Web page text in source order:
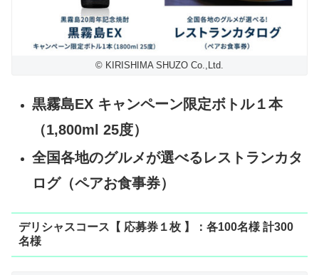
© KIRISHIMA SHUZO Co.,Ltd.
黒霧島EX キャンペーン限定ボトル１本
（1,800ml 25度）
全国各地のグルメが選べるレストランカタ
ログ（ペアお食事券）
デリシャスコース【 応募券１枚 】：各100名様 計300
名様